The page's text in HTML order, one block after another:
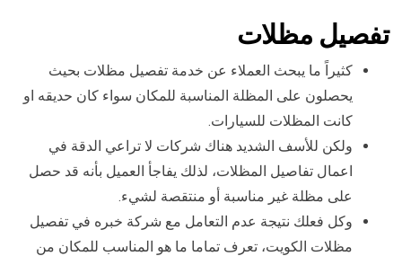
تفصيل مظلات
كثيراً ما يبحث العملاء عن خدمة تفصيل مظلات بحيث
يحصلون على المظلة المناسبة للمكان سواء كان حديقه او
كانت المظلات للسيارات.
ولكن للأسف الشديد هناك شركات لا تراعي الدقة في
اعمال تفاصيل المظلات، لذلك يفاجأ العميل بأنه قد حصل
على مظلة غير مناسبة أو منتقصة لشيء.
وكل فعلك نتيجة عدم التعامل مع شركة خبره في تفصيل
مظلات الكويت، تعرف تماما ما هو المناسب للمكان من